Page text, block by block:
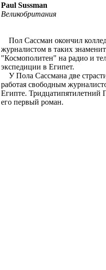
Paul Sussman
Великобритания
Пол Сассман окончил
журналистом в таких
"Космополитен" на радио и
экспедиции в Египет.
У Пола Сассмана две
работая свободным
Египте.
его первый роман.